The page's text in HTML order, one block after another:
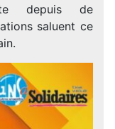
depuis de
saluent ce